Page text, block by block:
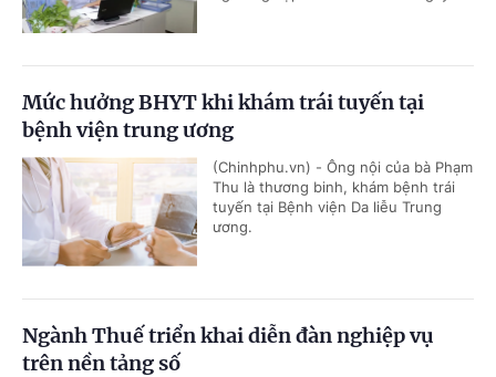
Mức hưởng BHYT khi khám trái tuyến tại
bệnh viện trung ương
(Chinhphu.vn) - Ông nội của bà Phạm
Thu là thương binh, khám bệnh trái
tuyến tại Bệnh viện Da liễu Trung
ương.
Ngành Thuế triển khai diễn đàn nghiệp vụ
trên nền tảng số